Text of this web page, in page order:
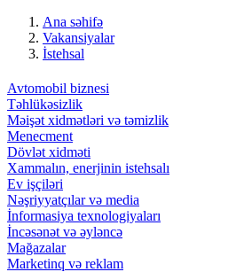
Ana səhifə
Vakansiyalar
İstehsal
Avtomobil biznesi
Təhlükəsizlik
Məişət xidmətləri və təmizlik
Menecment
Dövlət xidməti
Xammalın, enerjinin istehsalı
Ev işçiləri
Nəşriyyatçılar və media
İnformasiya texnologiyaları
İncəsənət və əyləncə
Mağazalar
Marketinq və reklam